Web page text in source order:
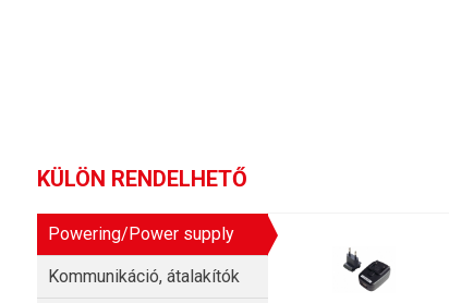
KÜLÖN RENDELHETŐ
Powering/Power supply
Kommunikáció, átalakítók